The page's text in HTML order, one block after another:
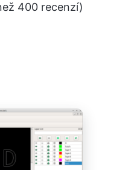
400 recenzí)